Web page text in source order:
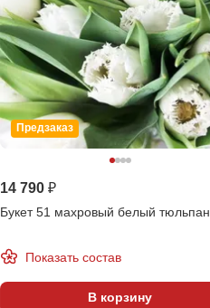
Предзаказ
14 790 ₽
Букет 51 махровый белый тюльпан
Показать состав
В корзину